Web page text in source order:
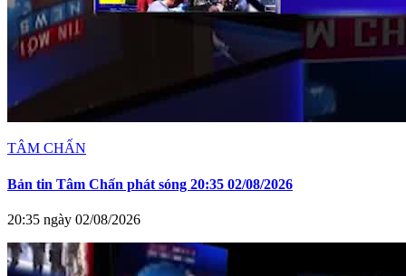
TÂM CHẤN
Bản tin Tâm Chấn phát sóng 20:35 02/08/2026
20:35 ngày 02/08/2026